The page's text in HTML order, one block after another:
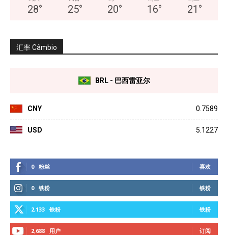
28° 25° 20° 16° 21 °
汇率 Câmbio
BRL - 巴西雷亚尔
CNY 0.7589
USD 5.1227
0 粉丝 喜欢
0 铁粉 铁粉
2,133 铁粉 铁粉
2,688 用户 订阅